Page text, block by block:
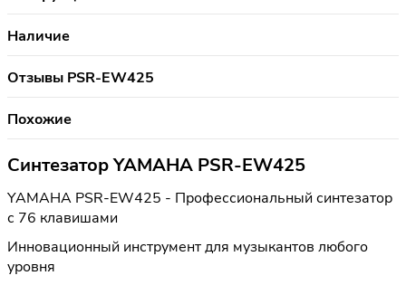
Наличие
Отзывы PSR-EW425
Похожие
Синтезатор YAMAHA PSR-EW425
YAMAHA PSR-EW425 - Профессиональный синтезатор
с 76 клавишами
Инновационный инструмент для музыкантов любого
уровня